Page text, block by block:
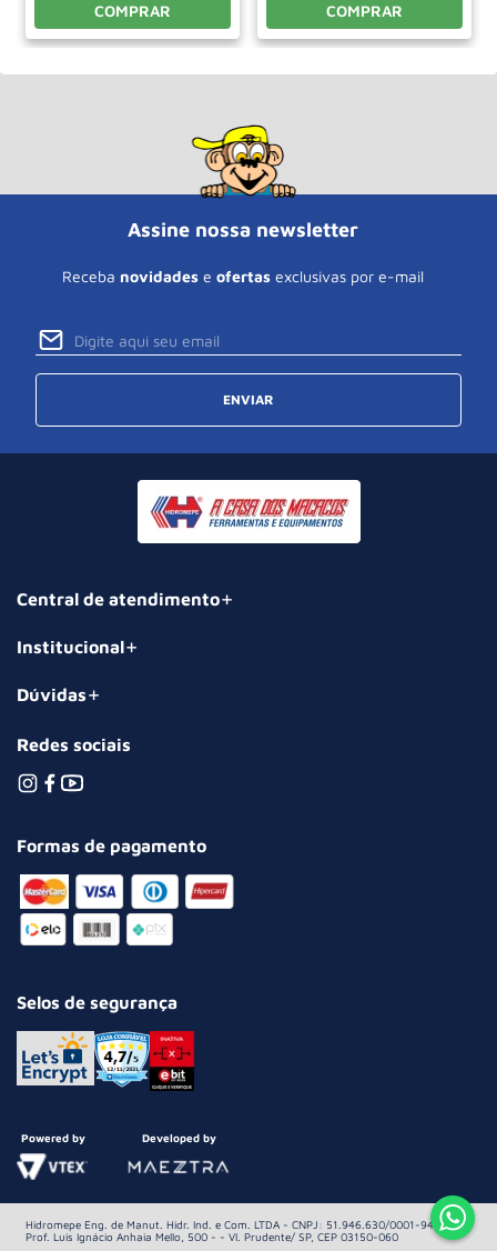
COMPRAR COMPRAR
Assine nossa newsletter
Receba novidades e ofertas exclusivas por e-mail
ENVIAR
Central de atendimento
Institucional
Dúvidas
Redes sociais
Formas de pagamento
Selos de segurança
Powered by Developed by
Hidromepe Eng. de Manut. Hidr. Ind. e Com. LTDA - CNPJ: 51.946.630/0001-94 Av.
Prof. Luis Ignácio Anhaia Mello, 500 - - Vl. Prudente/ SP, CEP 03150-060